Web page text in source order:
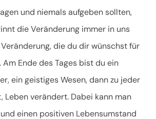
und niemals aufgeben sollten,
die Veränderung immer in uns
die du dir wünschst für
Ende des Tages bist du ein
ein geistiges Wesen, dann zu jeder
Leben verändert. Dabei kann man
einen positiven Lebensumstand